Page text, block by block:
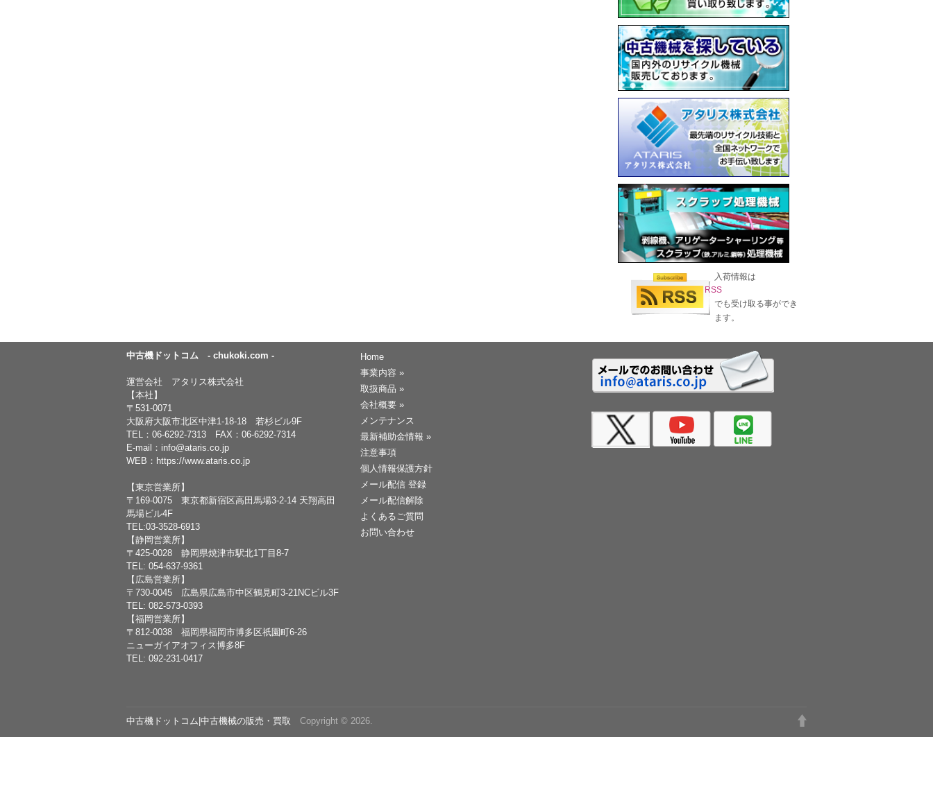
入荷情報は
RSS
でも受け取る事ができ
ます。
中古機ドットコム - chukoki.com -
運営会社 アタリス株式会社
【本社】
〒531-0071
大阪府大阪市北区中津1-18-18 若杉ビル9F
TEL： 06-6292-7313 FAX：06-6292-7314
E-mail： info@ataris.co.jp
WEB： https://www.ataris.co.jp
【東京営業所】
〒169-0075 東京都新宿区高田馬場3-2-14 天翔高田
馬場ビル4F
TEL:03-3528-6913
【静岡営業所】
〒425-0028 静岡県焼津市駅北1丁目8-7
TEL: 054-637-9361
【広島営業所】
〒730-0045 広島県広島市中区鶴見町3-21NCビル3F
TEL: 082-573-0393
【福岡営業所】
〒812-0038 福岡県福岡市博多区祇園町6-26
ニューガイアオフィス博多8F
TEL: 092-231-0417
Home
事業内容 »
取扱商品 »
会社概要 »
メンテナンス
最新補助金情報 »
注意事項
個人情報保護方針
メール配信 登録
メール配信解除
よくあるご質問
お問い合わせ
中古機ドットコム|中古機械の販売・買取 Copyright © 2026.